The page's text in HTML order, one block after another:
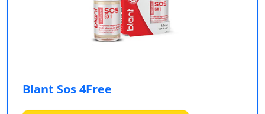
Blant Sos 4Free